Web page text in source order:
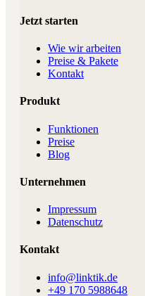
Jetzt starten
Wie wir arbeiten
Preise & Pakete
Kontakt
Produkt
Funktionen
Preise
Blog
Unternehmen
Impressum
Datenschutz
Kontakt
info@linktik.de
+49 170 5988648